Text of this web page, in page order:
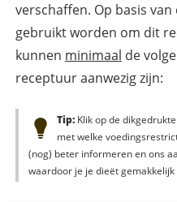
verschaffen. Op basis
gebruikt worden om dit
kunnen minimaal de
receptuur aanwezig zijn:
Tip:Klik op de
met welke
(nog) beter informeren en ons
waardoor je je dieët